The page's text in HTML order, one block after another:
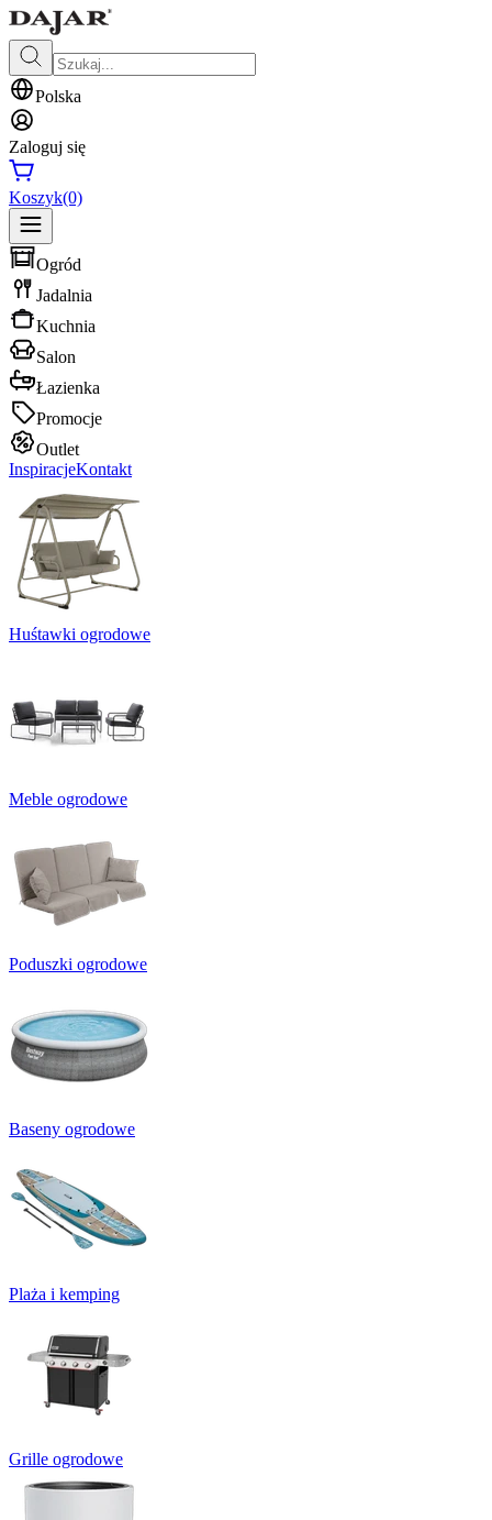
Polska
Zaloguj się
Koszyk(0)
Ogród
Jadalnia
Kuchnia
Salon
Łazienka
Promocje
Outlet
InspiracjeKontakt
Huśtawki ogrodowe
Meble ogrodowe
Poduszki ogrodowe
Baseny ogrodowe
Plaża i kemping
Grille ogrodowe